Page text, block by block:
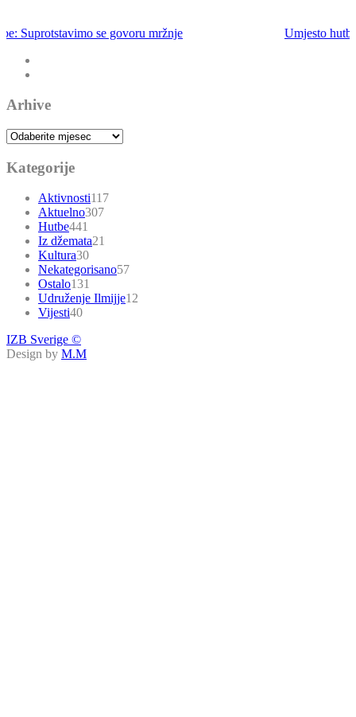
Umjesto hutbe: Ne bježimo od emaneta
Arhive
Arhive
Kategorije
Aktivnosti117
Aktuelno307
Hutbe441
Iz džemata21
Kultura30
Nekategorisano57
Ostalo131
Udruženje Ilmijje12
Vijesti40
IZB Sverige ©
Design by M.M